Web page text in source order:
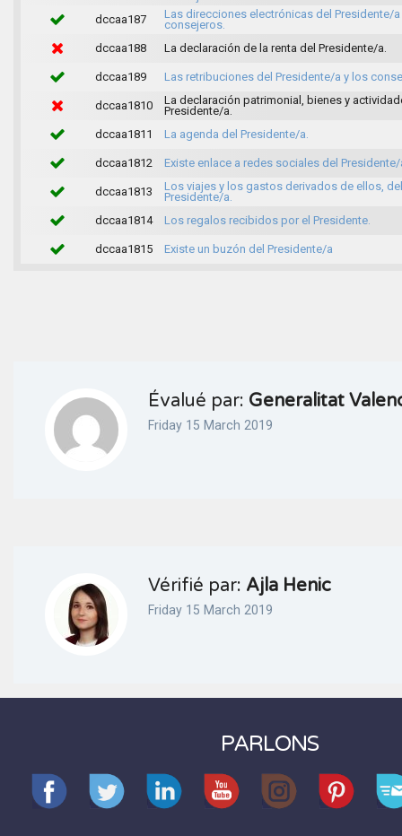
dccaa187
Las direcciones electrónicas del Presidente/
consejeros.
dccaa188
La declaración de la renta del Presidente/a.
dccaa189 Las retribuciones del Presidente/a y los
dccaa1810
La declaración patrimonial, bienes y
Presidente/a.
dccaa1811
La agenda del Presidente/a.
dccaa1812 Existe enlace a redes sociales del Presidente/
dccaa1813
Los viajes y los gastos derivados de ellos, del
Presidente/a.
dccaa1814
Los regalos recibidos por el Presidente.
dccaa1815 Existe un buzón del Presidente/a
Évalué par: Generalitat
Friday 15 March 2019
Vérifié par: Ajla Henic
Friday 15 March 2019
PARLONS